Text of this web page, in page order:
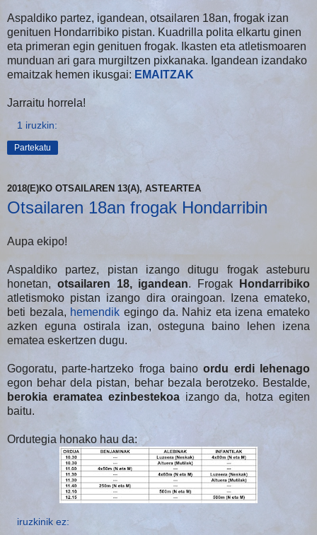
Aspaldiko partez, igandean, otsailaren 18an, frogak izan
genituen Hondarribiko pistan. Kuadrilla polita elkartu ginen
eta primeran egin genituen frogak. Ikasten eta atletismoaren
munduan ari gara murgiltzen pixkanaka. Igandean izandako
emaitzak hemen ikusgai: EMAITZAK
Jarraitu horrela!
1 iruzkin:
Partekatu
2018(E)KO OTSAILAREN 13(A), ASTEARTEA
Otsailaren 18an frogak Hondarribin
Aupa ekipo!
Aspaldiko partez, pistan izango ditugu frogak asteburu
honetan, otsailaren 18, igandean. Frogak
Hondarribiko
atletismoko pistan izango dira oraingoan. Izena emateko,
beti bezala, hemendik egingo da. Nahiz eta izena emateko
azken eguna ostirala izan, osteguna baino lehen izena
ematea eskertzen dugu.
Gogoratu, parte-hartzeko froga bainoordu erdi lehenago
egon behar dela pistan, behar bezala berotzeko. Bestalde,
berokia eramatea ezinbestekoaizango da, hotza egiten
baitu.
Ordutegia honako hau da:
iruzkinik ez: